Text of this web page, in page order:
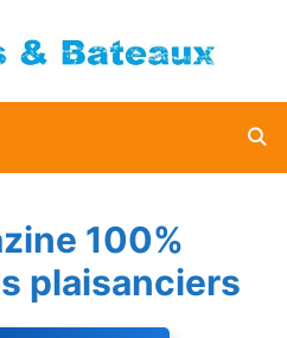
100%
plaisanciers